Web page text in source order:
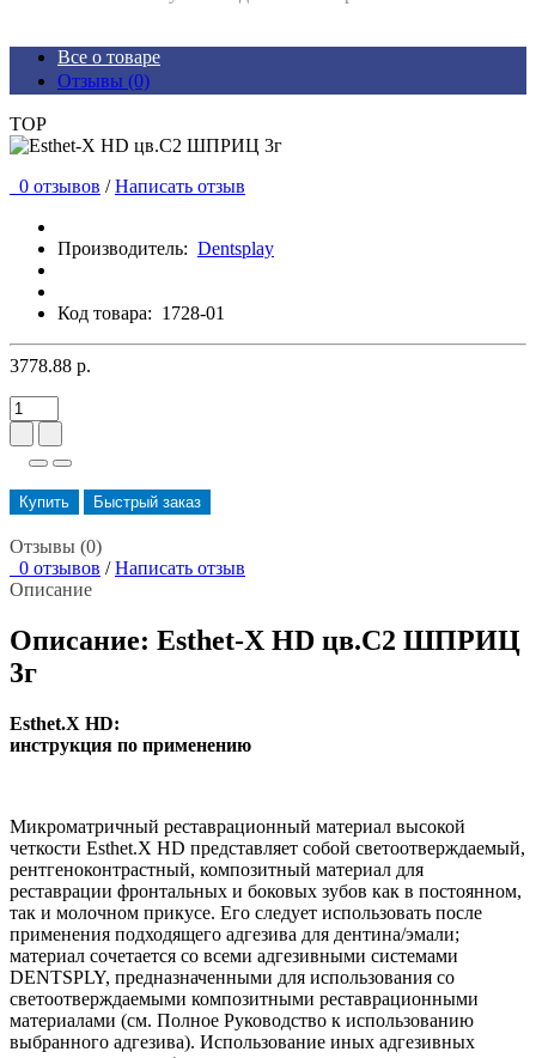
Все о товаре
Отзывы (0)
TOP
0 отзывов / Написать отзыв
Производитель: Dentsplay
Код товара: 1728-01
3778.88 р.
Купить Быстрый заказ
Отзывы (0)
0 отзывов / Написать отзыв
Описание
Описание: Esthet-X HD цв.С2 ШПРИЦ
3г
Esthet.X HD:
инструкция по применению
Микроматричный реставрационный материал высокой
четкости Esthet.X HD представляет собой светоотверждаемый,
рентгеноконтрастный, композитный материал для
реставрации фронтальных и боковых зубов как в постоянном,
так и молочном прикусе. Его следует использовать после
применения подходящего адгезива для дентина/эмали;
материал сочетается со всеми адгезивными системами
DENTSPLY, предназначенными для использования со
светоотверждаемыми композитными реставрационными
материалами (см. Полное Руководство к использованию
выбранного адгезива). Использование иных адгезивных